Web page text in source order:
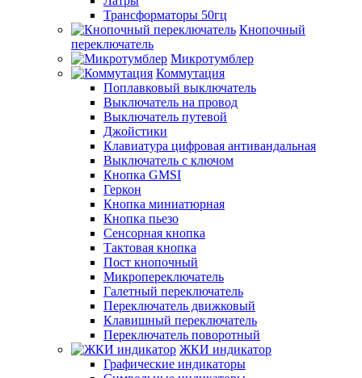
Трансформаторы 50гц
Кнопочный
переключатель
Микротумблер
Коммутация
Поплавковый выключатель
Выключатель на провод
Выключатель путевой
Джойстики
Клавиатура цифровая антивандальная
Выключатель с ключом
Кнопка GMSI
Геркон
Кнопка миниатюрная
Кнопка пьезо
Сенсорная кнопка
Тактовая кнопка
Пост кнопочный
Микропереключатель
Галетный переключатель
Переключатель движковый
Клавишный переключатель
Переключатель поворотный
ЖКИ индикатор
Графические индикаторы